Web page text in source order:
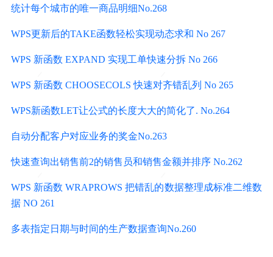
统计每个城市的唯一商品明细No.268
WPS更新后的TAKE函数轻松实现动态求和 No 267
WPS 新函数 EXPAND 实现工单快速分拆 No 266
WPS 新函数 CHOOSECOLS 快速对齐错乱列 No 265
WPS新函数LET让公式的长度大大的简化了. No.264
自动分配客户对应业务的奖金No.263
快速查询出销售前2的销售员和销售金额并排序 No.262
WPS 新函数 WRAPROWS 把错乱的数据整理成标准二维数
据 NO 261
多表指定日期与时间的生产数据查询No.260